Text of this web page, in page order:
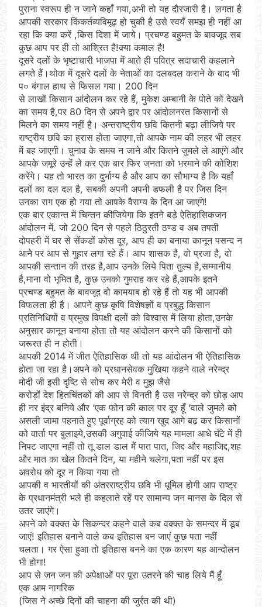
पुराना स्वरूप ही न जाने कहाँ गया,अभी तो यह दौरजारी है। लगता है
आपकी सरकार किंकर्तव्यविमूढ़ हो चुकी है उसे स्वयँ समझ ही नहीं आ
रहा कि क्या करें ,किस दिशा में जाये। प्रचण्ड बहुमत के बावजूद सब
कुछ आप पर ही तो आश्रित है!क्या कमाल है!
दूसरे दलों के भृष्टाचारी भाजपा में आते ही पवित्र सदाचारी कहलाने
लगते हैं।थोक में दूसरे दलों के नेताओं का दलबदल कराने के बाद भी
प० बंगाल हाथ से फिसल गया। 200 दिन
से लाखों किसान आंदोलन कर रहे हैं, मुकेश अम्बानी के पोते को देखने
का समय है,पर 80 दिन से अपने द्वार पर आंदोलनरत किसानों से
मिलने का समय नहीं है। अन्तराष्ट्रीय छवि कितनी बढ़ा लीजिये पर
राष्ट्रीय छवि का ह्रास होता जाएगा,तो आपके नाम की लहर भी लहर
में बह जाएगी। चुनाव के समय न जाने और कितने जुमले ले आएंगे और
आपके जमूरे उन्हें ले कर एक बार फिर जनता को भरमाने की कोशिश
करेंगे। यह तो भारत का दुर्भाग्य है और आप का सौभाग्य है कि यहाँ
दलों का दल दल है, सबकी अपनी अपनी डफली है पर जिस दिन
उनका राग एक हो गया तो आपके वैराग्य के दिन आ जाएंगे!
एक बार एकान्त में चिन्तन कीजियेगा कि इतने बड़े ऐतिहासिकजन
आंदोलन में. जो 200 दिन से पहले ठिठुरती ठण्ड व अब तपती
दोपहरी में घर से सेंकडों कोस दूर, आप ही का बनाया कानून पसन्द न
आने पर आप से गुहार लगा रहे हैं। आप शासक है, वो प्रजा है, वो
आपकी सन्तान की तरह है,आप उनके लिये पिता तुल्य है,सम्मानीय
है,माना वो भृमित है, कुछ उनको गुमराह कर रहे हैं,आपके इतने
प्रचण्ड बहुमत के बावजूद वो कामयाब हो रहे हैं तो यह भी आपकी
विफलता ही है। आपने कुछ कृषि विशेषज्ञों व प्रबुद्ध किसान
प्रतिनिधियों व प्रमुख विपक्षी दलों को विश्वास में लिया होता,उनके
अनुसार कानून बनाया होता तो यह आंदोलन करने की किसानों को
जरूरत ही न होती।
आपकी 2014 में जीत ऐतिहासिक थी तो यह आंदोलन भी ऐतिहासिक
होता जा रहा है।अपने को प्रधानसेवक मुखिया कहने वाले नरेन्द्र
मोदी जी इसी दृष्टि से सोच कर मेरी व मुझ जैसे
करोड़ों देश हितचिंतकों की आप से विनती है उस नरेन्द्र को छोड़ आप
ही नर इंद्र बनिये और ‘एक फोन की काल पर दूर हूँ ‘वाले जुमले को
असली जामा पहनाते हुए पूर्वाग्रह को त्याग खुद आगे बढ़ कर किसानों
को वार्ता पर बुलाइये,उसकी अगुवाई कीजिये यह मामला आधे घँटे में ही
निपट जाएगा नहीं तो तू डाल डाल मैं पात पात, जिद्द और महाजिद्द,शह
और मात का खेल कितने दिन, या महीने चलेगा,पता नहीं पर इस
अवरोध को दूर न किया गया तो
आपकी व भारतीयों की अंतरराष्ट्रीय छवि भी धूमिल होगी आप राष्ट्र
के प्रधानमंत्री भले ही कहलाते रहें पर सामान्य जन मानस के दिल से
उतर जाएंगे।
अपने को वक्क्त के सिकन्दर कहने वाले कब वक्क्त के समन्दर में डूब
जाएं! इतिहास बनाने वाले कब इतिहास बन जाएं कुछ पता नहीं
चलता। गर ऐसा हुआ तो इतिहास बनने का एक कारण यह आन्दोलन
भी होगा!
आप से जन जन की अपेक्षाओं पर पूरा उतरने की चाह लिये मैं हूँ
एक आम नागरिक
(जिस ने अच्छे दिनों की चाहना की जुर्रत की थी)